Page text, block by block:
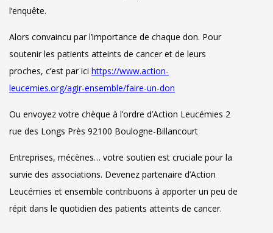
l’enquête.
Alors convaincu par l’importance de chaque don. Pour
soutenir les patients atteints de cancer et de leurs
proches, c’est par ici https://www.action-
leucemies.org/agir-ensemble/faire-un-don
Ou envoyez votre chèque à l’ordre d’Action Leucémies 2
rue des Longs Près 92100 Boulogne-Billancourt
Entreprises, mécènes… votre soutien est cruciale pour la
survie des associations. Devenez partenaire d’Action
Leucémies et ensemble contribuons à apporter un peu de
répit dans le quotidien des patients atteints de cancer.